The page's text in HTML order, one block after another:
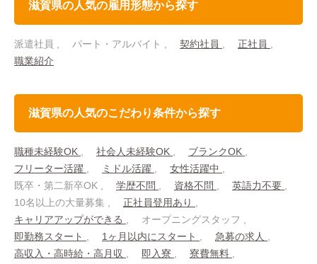
滋賀県の人気の雇用形態から探す
派遣社員 パート・アルバイト 契約社員
正社員
職業紹介
滋賀県の人気のこだわり条件から探す
職種未経験OK 社会人未経験OK
ブランクOK
フリーター活躍
ミドル活躍
女性活躍中
既卒・第二新卒OK
学歴不問 資格不問
英語力不要
10名以上の大量募集
正社員登用あり
キャリアアップができる
オープニングスタッフ
即勤務スタート
1ヶ月以内にスタート
急募の求人
高収入・高時給・高月収
即入寮
寮費無料